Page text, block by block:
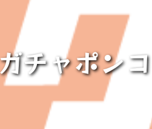
ガチャポン